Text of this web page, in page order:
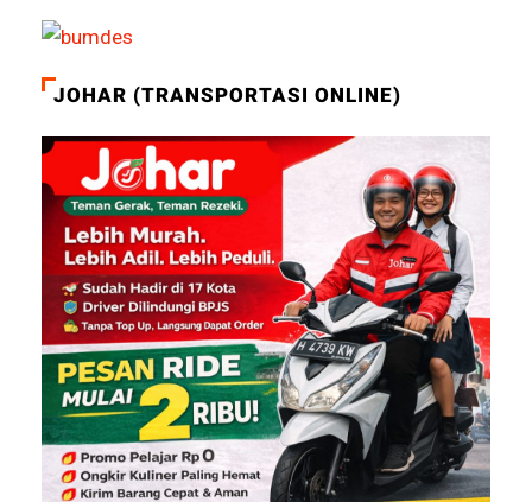
JOHAR (TRANSPORTASI ONLINE)